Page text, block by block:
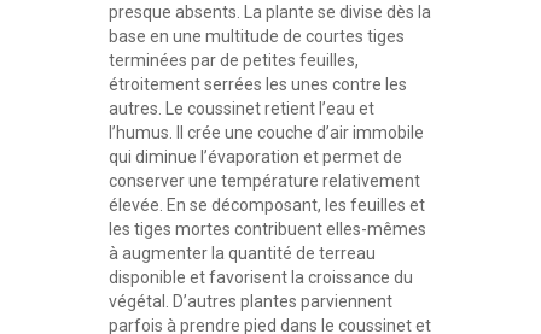
presque absents. La plante se divise dès la
base en une multitude de courtes tiges
terminées par de petites feuilles,
étroitement serrées les unes contre les
autres. Le coussinet retient l’eau et
l’humus. Il crée une couche d’air immobile
qui diminue l’évaporation et permet de
conserver une température relativement
élevée. En se décomposant, les feuilles et
les tiges mortes contribuent elles-mêmes
à augmenter la quantité de terreau
disponible et favorisent la croissance du
végétal. D’autres plantes parviennent
parfois à prendre pied dans le coussinet et